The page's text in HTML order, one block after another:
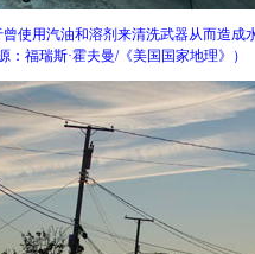
使用汽油和溶剂来清洗武器从而造
：福瑞斯·霍夫曼/《美国国家地理》）